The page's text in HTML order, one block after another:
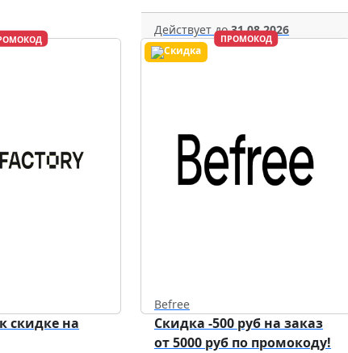
Действует до31.08.2026
скидке на
ПРОМОКОД
Befree
Скидка -500 руб на заказ
от 5000 руб по промокоду!